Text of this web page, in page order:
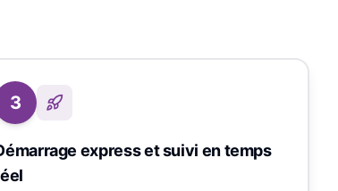
3
express et suivi en temps